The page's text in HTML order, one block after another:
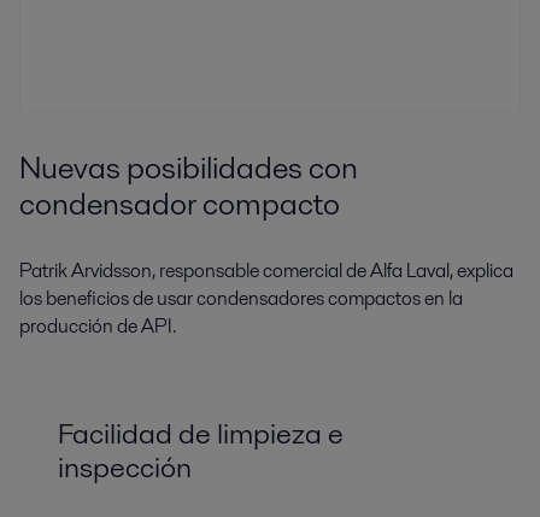
Nuevas posibilidades con
condensador compacto
Patrik Arvidsson, responsable comercial de Alfa Laval, explica
los beneficios de usar condensadores compactos en la
producción de API.
Facilidad de limpieza e
inspección